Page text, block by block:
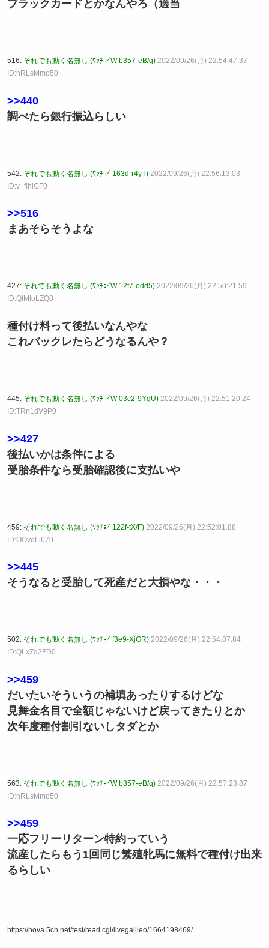
ブラックカードとかなんやろ（適当
516: それでも動く名無し (ﾜｯﾁｮｲW b357-eB/q) 2022/09/26(月) 22:54:47.37
ID:hRLsMmo50
>>440
調べたら銀行振込らしい
542: それでも動く名無し (ﾜｯﾁｮｲ 163d-r4yT) 2022/09/26(月) 22:56:13.03
ID:v+fihiGF0
>>516
まあそらそうよな
427: それでも動く名無し (ﾜｯﾁｮｲW 12f7-odd5) 2022/09/26(月) 22:50:21.59
ID:QlMIoLZQ0
種付け料って後払いなんやな
これバックレたらどうなるんや？
445: それでも動く名無し (ﾜｯﾁｮｲW 03c2-9YgU) 2022/09/26(月) 22:51:20.24
ID:TRn1dV9P0
>>427
後払いかは条件による
受胎条件なら受胎確認後に支払いや
459: それでも動く名無し (ﾜｯﾁｮｲ 122f-tX/F) 2022/09/26(月) 22:52:01.88
ID:OOvdLi670
>>445
そうなると受胎して死産だと大損やな・・・
502: それでも動く名無し (ﾜｯﾁｮｲ f3e9-XjGR) 2022/09/26(月) 22:54:07.84
ID:QLxZd2FD0
>>459
だいたいそういうの補填あったりするけどな
見舞金名目で全額じゃないけど戻ってきたりとか
次年度種付割引ないしタダとか
563: それでも動く名無し (ﾜｯﾁｮｲW b357-eB/q) 2022/09/26(月) 22:57:23.87
ID:hRLsMmo50
>>459
一応フリーリターン特約っていう
流産したらもう1回同じ繁殖牝馬に無料で種付け出来
るらしい
https://nova.5ch.net/test/read.cgi/livegalileo/1664198469/